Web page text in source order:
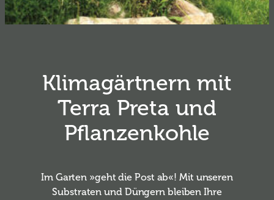
Klimagärtnern mit
Terra Preta und
Pflanzenkohle
Im Garten »geht die Post ab«! Mit unseren
Substraten und Düngern bleiben Ihre